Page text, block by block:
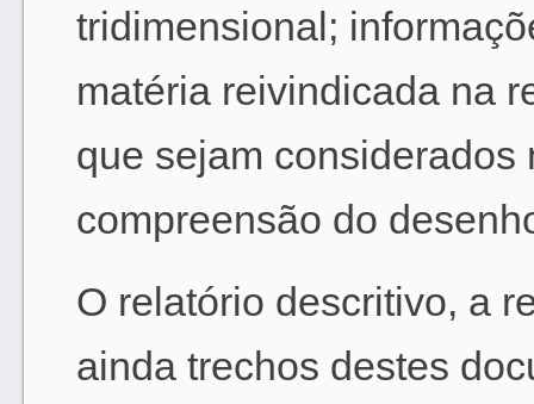
tridimensional;
matéria reivindicada na
que sejam considerados
compreensão do
O relatório descritivo, a
ainda trechos destes